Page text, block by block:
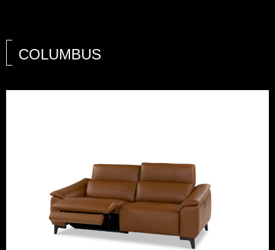
COLUMBUS